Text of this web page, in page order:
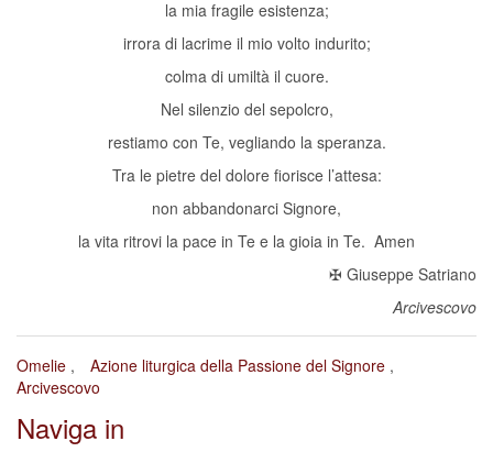
la mia fragile esistenza;
irrora di lacrime il mio volto indurito;
colma di umiltà il cuore.
Nel silenzio del sepolcro,
restiamo con Te, vegliando la speranza.
Tra le pietre del dolore fiorisce l’attesa:
non abbandonarci Signore,
la vita ritrovi la pace in Te e la gioia in Te. Amen
✠ Giuseppe Satriano
Arcivescovo
Omelie
Azione liturgica della Passione del Signore
Arcivescovo
Naviga in